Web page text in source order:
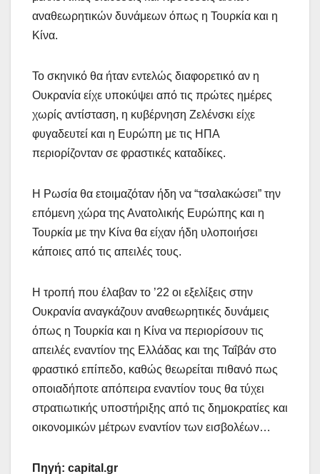
αναθεωρητικών δυνάμεων όπως η Τουρκία και η
Κίνα.
Το σκηνικό θα ήταν εντελώς διαφορετικό αν η
Ουκρανία είχε υποκύψει από τις πρώτες ημέρες
χωρίς αντίσταση, η κυβέρνηση Ζελένσκι είχε
φυγαδευτεί και η Ευρώπη με τις ΗΠΑ
περιορίζονταν σε φραστικές καταδίκες.
Η Ρωσία θα ετοιμαζόταν ήδη να “τσαλακώσει” την
επόμενη χώρα της Ανατολικής Ευρώπης και η
Τουρκία με την Κίνα θα είχαν ήδη υλοποιήσει
κάποιες από τις απειλές τους.
Η τροπή που έλαβαν το ’22 οι εξελίξεις στην
Ουκρανία αναγκάζουν αναθεωρητικές δυνάμεις
όπως η Τουρκία και η Κίνα να περιορίσουν τις
απειλές εναντίον της Ελλάδας και της Ταΐβάν στο
φραστικό επίπεδο, καθώς θεωρείται πιθανό πως
οποιαδήποτε απόπειρα εναντίον τους θα τύχει
στρατιωτικής υποστήριξης από τις δημοκρατίες και
οικονομικών μέτρων εναντίον των εισβολέων…
Πηγή: capital.gr